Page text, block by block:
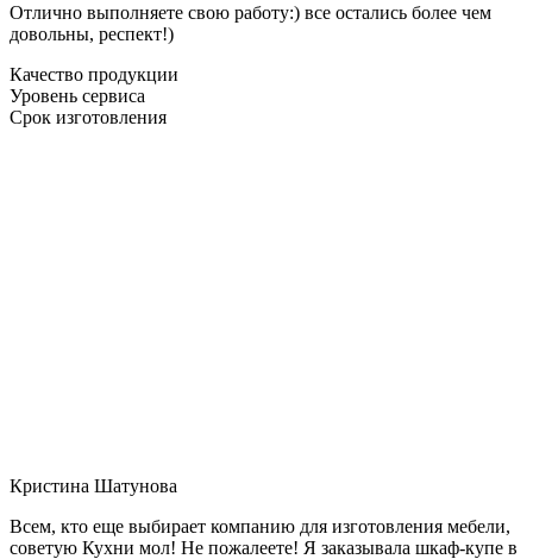
Отлично выполняете свою работу:) все остались более чем
довольны, респект!)
Качество продукции
Уровень сервиса
Срок изготовления
Кристина Шатунова
Всем, кто еще выбирает компанию для изготовления мебели,
советую Кухни мол! Не пожалеете! Я заказывала шкаф-купе в